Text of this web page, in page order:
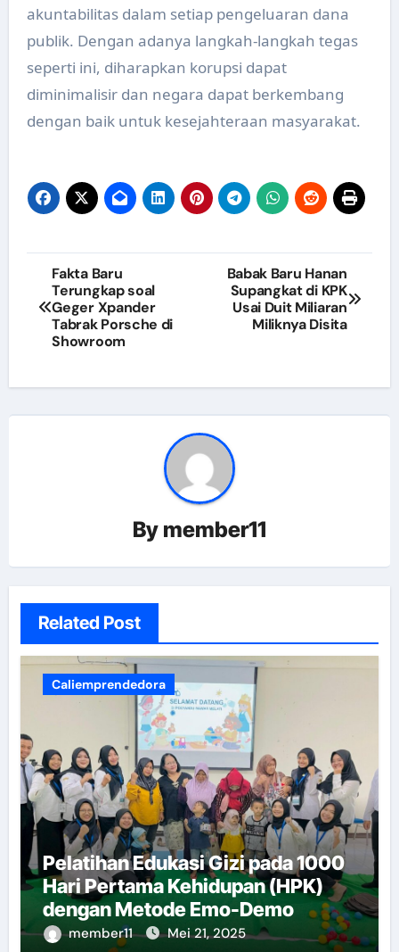
akuntabilitas dalam setiap pengeluaran dana
publik. Dengan adanya langkah-langkah tegas
seperti ini, diharapkan korupsi dapat
diminimalisir dan negara dapat berkembang
dengan baik untuk kesejahteraan masyarakat.
Navigasi
pos
Fakta Baru
Terungkap soal
Geger Xpander
Tabrak Porsche di
Showroom
Babak Baru Hanan
Supangkat di KPK
Usai Duit Miliaran
Miliknya Disita
By member11
Related Post
Caliemprendedora
Pelatihan Edukasi Gizi pada 1000
Hari Pertama Kehidupan (HPK)
dengan Metode Emo-Demo
member11 Mei 21, 2025